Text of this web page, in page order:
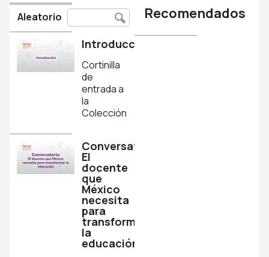
Aleatorio
Introducción
Cortinilla
de
entrada a
la
Colección
Conversatorio:
El
docente
que
México
necesita
para
transformar
la
educación
Recomendados